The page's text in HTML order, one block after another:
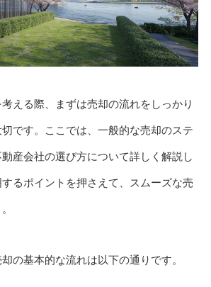
える際、まずは売却の流れをしっかり
です。ここでは、一般的な売却のステ
産会社の選び方について詳しく解説し
るポイントを押さえて、スムーズな売
の基本的な流れは以下の通りです。